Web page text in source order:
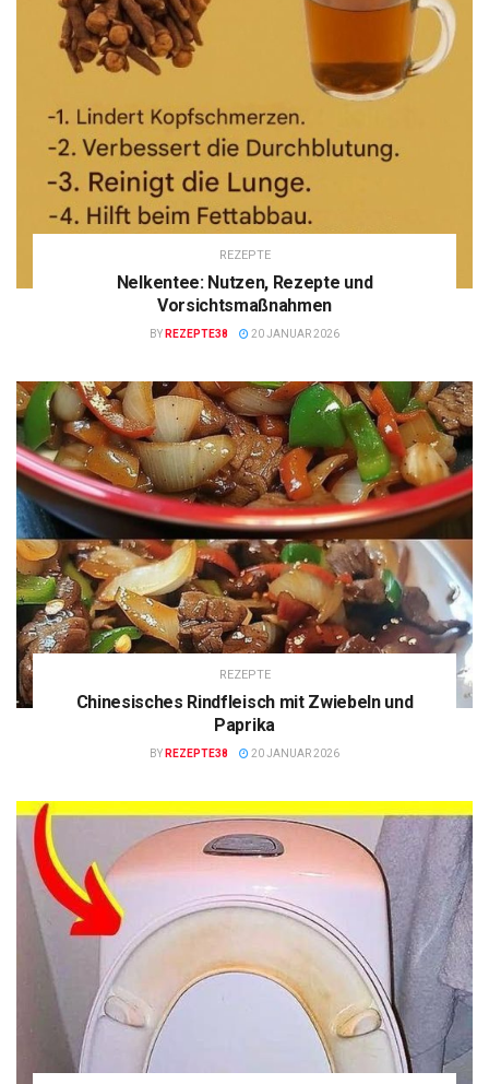
REZEPTE
Nelkentee: Nutzen, Rezepte und
Vorsichtsmaßnahmen
BY REZEPTE38 20 JANUAR 2026
REZEPTE
Chinesisches Rindfleisch mit Zwiebeln und
Paprika
BY REZEPTE38 20 JANUAR 2026